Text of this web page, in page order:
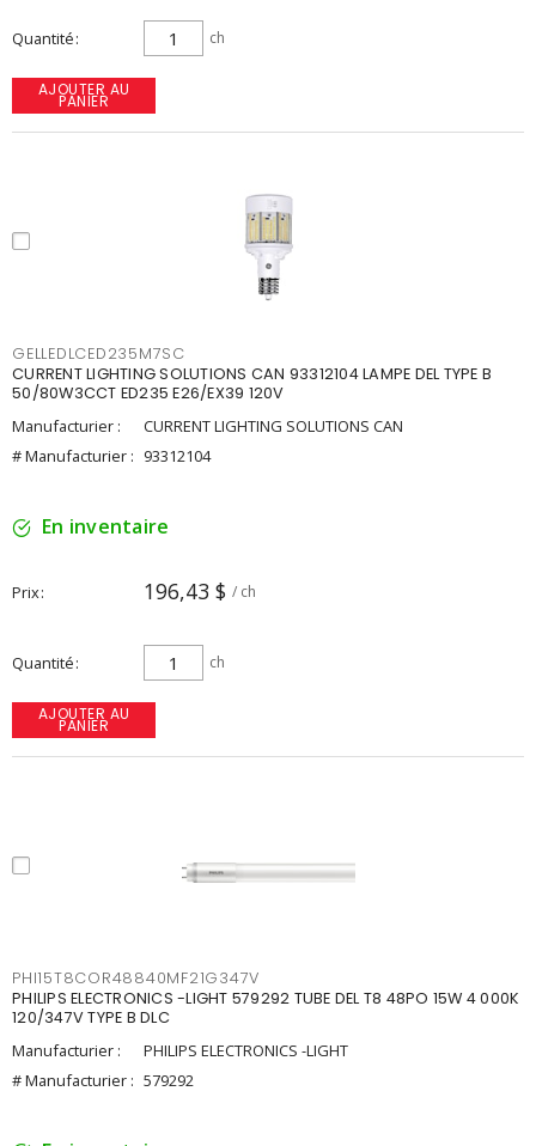
Quantité ch
AJOUTER AU
PANIER
GELLEDLCED235M7SC
CURRENT LIGHTING SOLUTIONS CAN 93312104 LAMPE DEL TYPE B
50/80W3CCT ED235 E26/EX39 120V
Manufacturier :
CURRENT LIGHTING SOLUTIONS CAN
# Manufacturier : 93312104
En inventaire
Prix 196,43 $ / ch
Quantité ch
AJOUTER AU
PANIER
PHI15T8COR48840MF21G347V
PHILIPS ELECTRONICS -LIGHT 579292 TUBE DEL T8 48PO 15W 4 000K
120/347V TYPE B DLC
Manufacturier :
PHILIPS ELECTRONICS -LIGHT
# Manufacturier : 579292